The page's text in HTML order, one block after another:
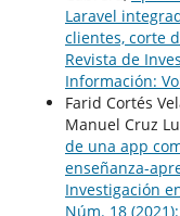
Laravel
clientes, corte
Revista de
Información:
Farid Cortés
Manuel Cruz
de una app
enseñanza-
Investigación
Núm. 18